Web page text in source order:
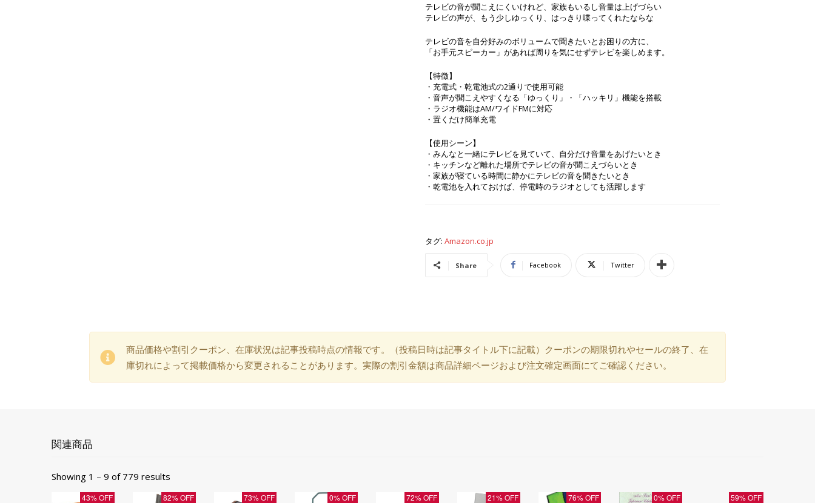
テレビの音が聞こえにくいけれど、家族もいるし音量は上げづらい
テレビの声が、もう少しゆっくり、はっきり喋ってくれたならな
テレビの音を自分好みのボリュームで聞きたいとお困りの方に、
「お手元スピーカー」があれば周りを気にせずテレビを楽しめます。
【特徴】
・充電式・乾電池式の2通りで使用可能
・音声が聞こえやすくなる「ゆっくり」・「ハッキリ」機能を搭載
・ラジオ機能はAM/ワイドFMに対応
・置くだけ簡単充電
【使用シーン】
・みんなと一緒にテレビを見ていて、自分だけ音量をあげたいとき
・キッチンなど離れた場所でテレビの音が聞こえづらいとき
・家族が寝ている時間に静かにテレビの音を聞きたいとき
・乾電池を入れておけば、停電時のラジオとしても活躍します
タグ: Amazon.co.jp
Share Facebook Twitter
商品価格や割引クーポン、在庫状況は記事投稿時点の情報です。（投稿日時は記事タイトル下に記載）クーポンの期限切れやセールの終了、在
庫切れによって掲載価格から変更されることがあります。実際の割引金額は商品詳細ページおよび注文確定画面にてご確認ください。
関連商品
Showing 1 – 9 of 779 results
43% OFF 82% OFF 73% OFF 0% OFF 72% OFF 21% OFF 76% OFF 0% OFF 59% OFF